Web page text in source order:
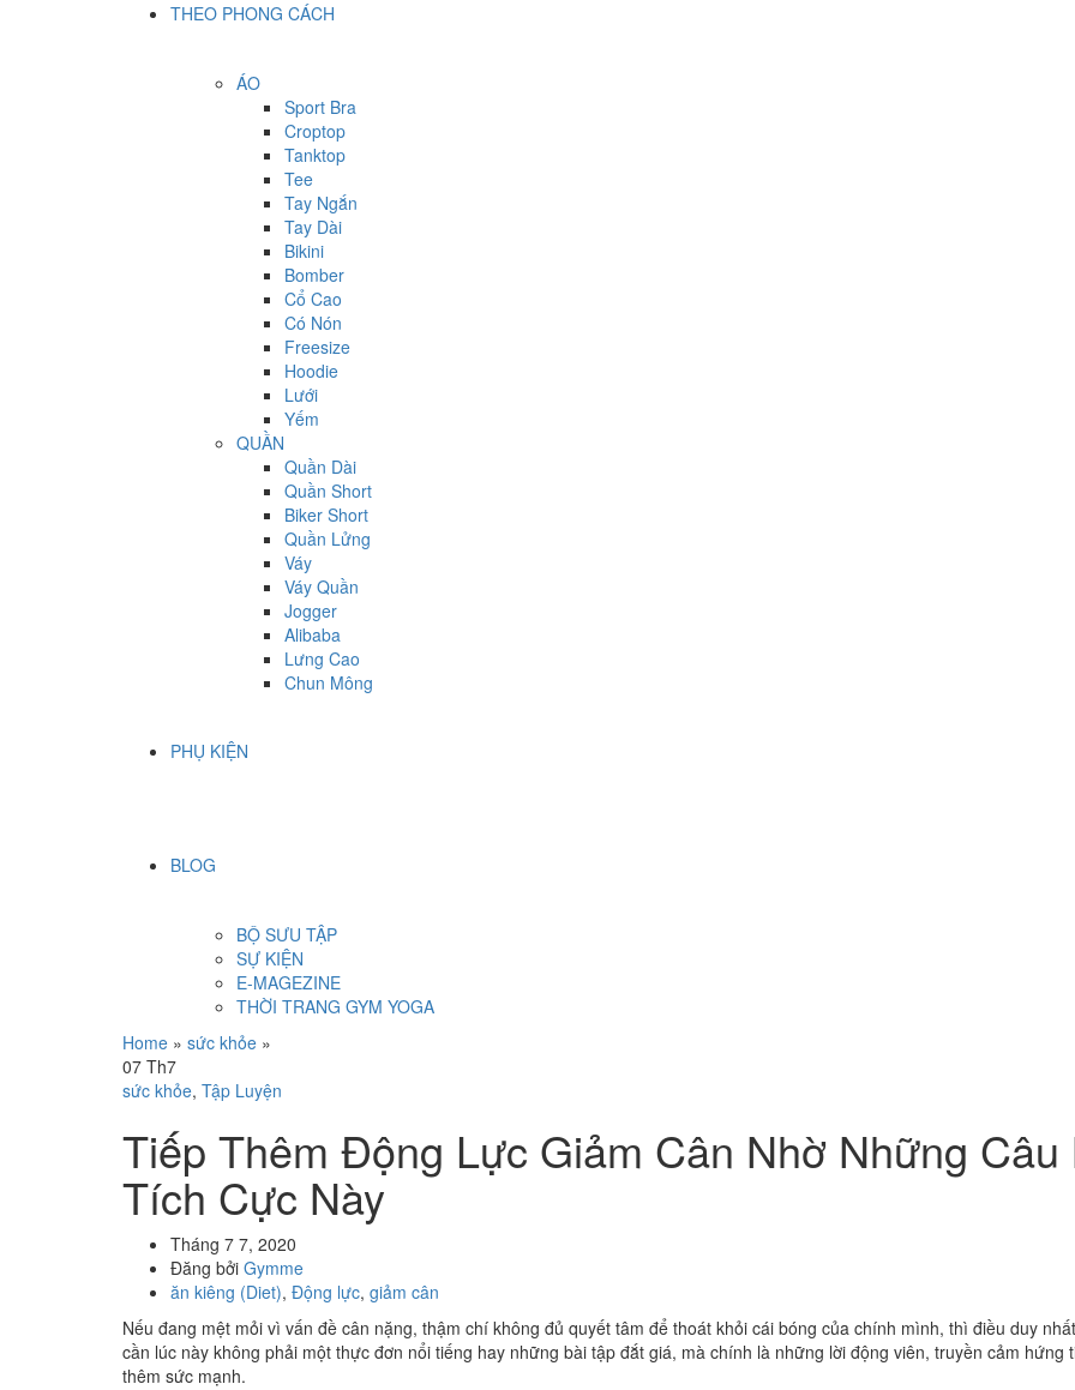
THEO PHONG CÁCH
ÁO
Sport Bra
Croptop
Tanktop
Tee
Tay Ngắn
Tay Dài
Bikini
Bomber
Cổ Cao
Có Nón
Freesize
Hoodie
Lưới
Yếm
QUẦN
Quần Dài
Quần Short
Biker Short
Quần Lửng
Váy
Váy Quần
Jogger
Alibaba
Lưng Cao
Chun Mông
PHỤ KIỆN
BLOG
BỘ SƯU TẬP
SỰ KIỆN
E-MAGEZINE
THỜI TRANG GYM YOGA
Home » sức khỏe »
07 Th7
sức khỏe, Tập Luyện
Tiếp Thêm Động Lực Giảm Cân Nhờ Những Câu
Tích Cực Này
Tháng 7 7, 2020
Đăng bởi Gymme
ăn kiêng (Diet), Động lực, giảm cân
Nếu đang mệt mỏi vì vấn đề cân nặng, thậm chí không đủ quyết tâm để thoát khỏi cái bóng của chính mình, thì điều duy
cần lúc này không phải một thực đơn nổi tiếng hay những bài tập đắt giá, mà chính là những lời động viên, truyền cảm hứng
thêm sức mạnh.